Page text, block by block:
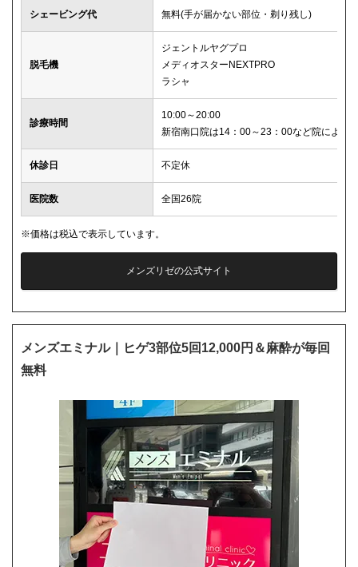
シェービング代 無料(手が届かない部位・剃り残し)
脱毛機
ジェントルヤグプロ
メディオスターNEXTPRO
ラシャ
診療時間
10:00～20:00
新宿南口院は14：00～23：00など院により
休診日 不定休
医院数 全国26院
※価格は税込で表示しています。
メンズリゼの公式サイト
メンズエミナル｜ヒゲ3部位5回12,000円＆麻酔が毎回
無料